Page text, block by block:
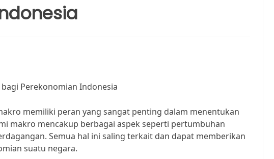
Perekonomian Indonesia
memiliki peran yang sangat penting dalam menentukan
makro mencakup berbagai aspek seperti pertumbuhan
Semua hal ini saling terkait dan dapat memberikan
suatu negara.